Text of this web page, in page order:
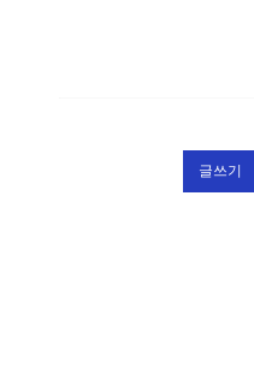
글쓰기